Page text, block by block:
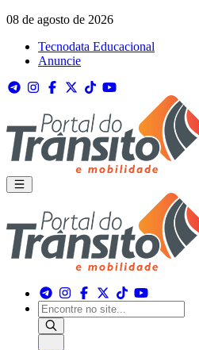
08 de agosto de 2026
Tecnodata Educacional
Anuncie